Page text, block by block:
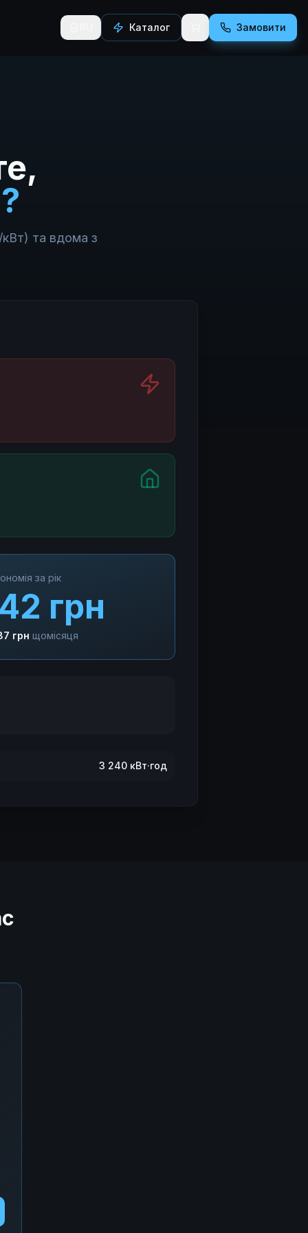
Каталог Замовити
кВт) та вдома з
за рік
грн
грн щомісяця
3 240 кВт·год